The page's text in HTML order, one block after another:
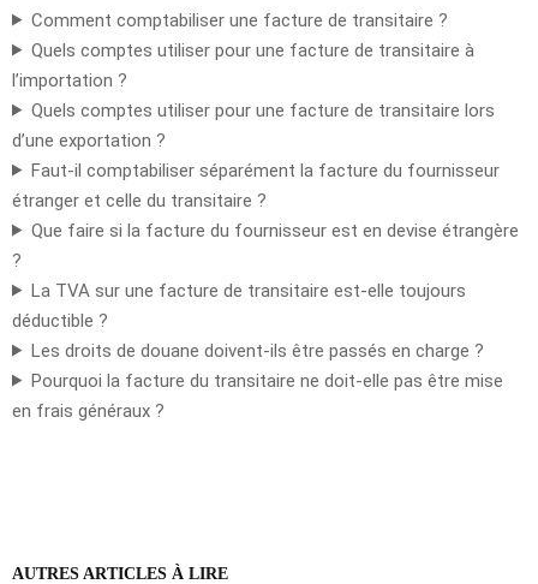
Comment comptabiliser une facture de transitaire ?
Quels comptes utiliser pour une facture de transitaire à
l’importation ?
Quels comptes utiliser pour une facture de transitaire lors
d’une exportation ?
Faut-il comptabiliser séparément la facture du fournisseur
étranger et celle du transitaire ?
Que faire si la facture du fournisseur est en devise étrangère
?
La TVA sur une facture de transitaire est-elle toujours
déductible ?
Les droits de douane doivent-ils être passés en charge ?
Pourquoi la facture du transitaire ne doit-elle pas être mise
en frais généraux ?
AUTRES ARTICLES À LIRE